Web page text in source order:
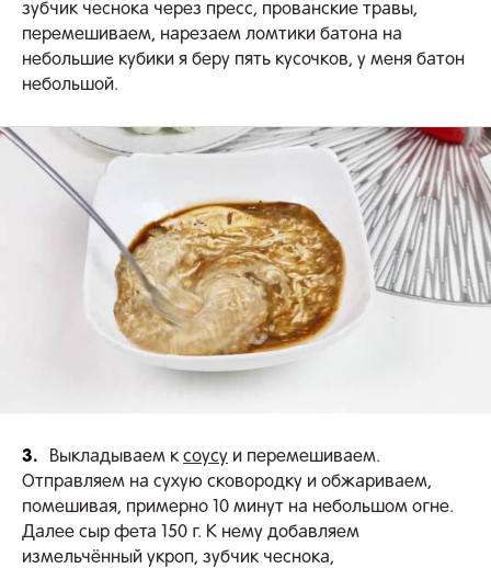
зубчик чеснока через пресс, прованские травы,
перемешиваем, нарезаем ломтики батона на
небольшие кубики я беру пять кусочков, у меня батон
небольшой.
3. Выкладываем к соусу и перемешиваем.
Отправляем на сухую сковородку и обжариваем,
помешивая, примерно 10 минут на небольшом огне.
Далее сыр фета 150 г. К нему добавляем
измельчённый укроп, зубчик чеснока,